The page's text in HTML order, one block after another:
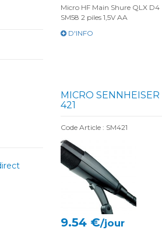
Micro HF Main Shure QLX D4
SM58 2 piles 1,5V AA
D'INFO
MICRO SENNHEISER
421
Code Article : SM421
9.54 €/jour